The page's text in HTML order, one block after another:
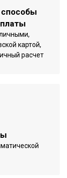
картой,
расчет